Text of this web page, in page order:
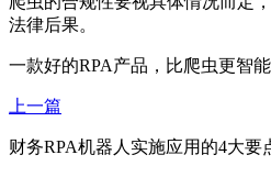
法律后果。
一款好的RPA产品，比爬虫更智
上一篇
财务RPA机器人实施应用的4大要